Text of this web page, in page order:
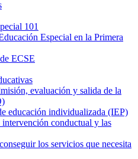
101
Especial en la Primera
ECSE
evaluación y salida de la
educación individualizada (IEP)
intervención conductual y las
los servicios que necesita